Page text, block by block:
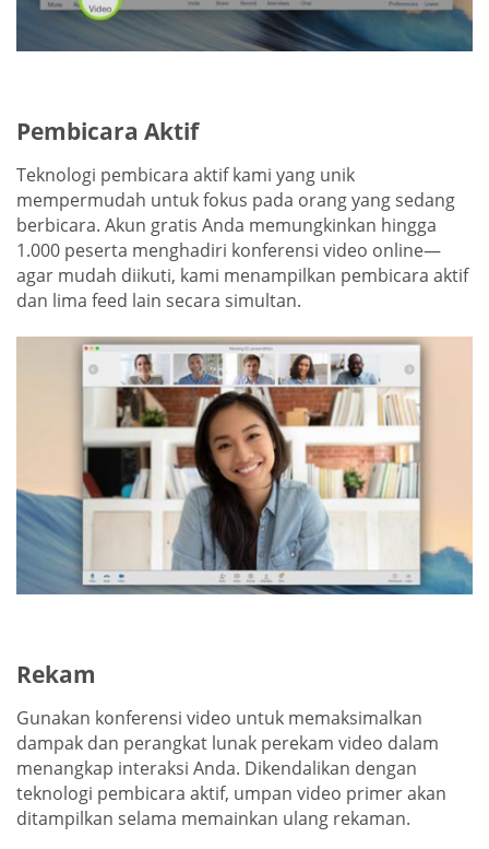
Pembicara Aktif
Teknologi pembicara aktif kami yang unik
mempermudah untuk fokus pada orang yang sedang
berbicara. Akun gratis Anda memungkinkan hingga
1.000 peserta menghadiri konferensi video online—
agar mudah diikuti, kami menampilkan pembicara aktif
dan lima feed lain secara simultan.
Rekam
Gunakan konferensi video untuk memaksimalkan
dampak dan perangkat lunak perekam video dalam
menangkap interaksi Anda. Dikendalikan dengan
teknologi pembicara aktif, umpan video primer akan
ditampilkan selama memainkan ulang rekaman.